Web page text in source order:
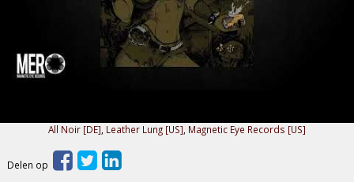
All Noir [DE] Leather Lung [US] Magnetic Eye Records [US]
Delen op